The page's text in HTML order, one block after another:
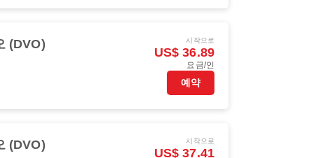
(DVO) 시작으로
US$ 36.89
요금/인
예약
(DVO) 시작으로
US$ 37.41